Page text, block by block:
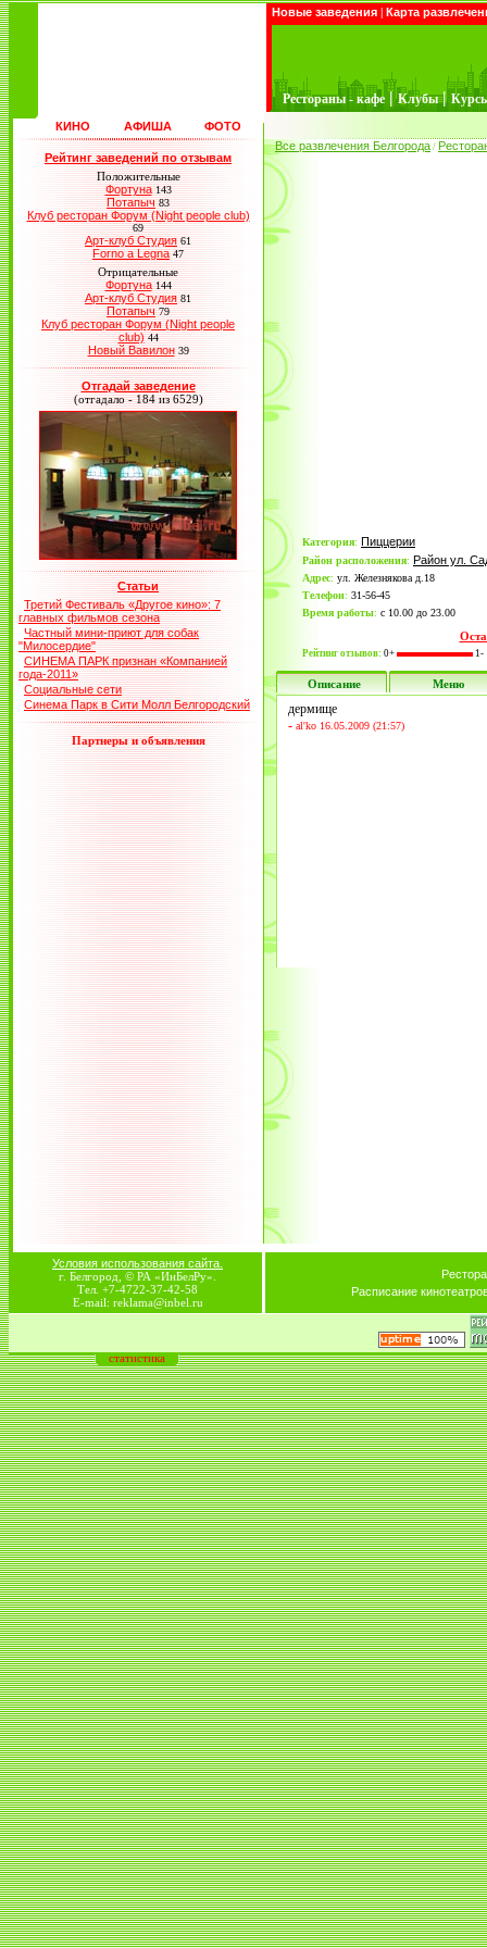
Новые заведения | Карта
Рестораны - кафе | Клубы |
КИНО АФИША ФОТО
Рейтинг заведений по отзывам
Положительные
Фортуна 143
Потапыч 83
Клуб ресторан Форум (Night people club)
69
Арт-клуб Студия 61
Forno a Legna 47
Отрицательные
Фортуна 144
Арт-клуб Студия 81
Потапыч 79
Клуб ресторан Форум (Night people
club) 44
Новый Вавилон 39
Отгадай заведение
(отгадало - 184 из 6529)
Статьи
Третий Фестиваль «Другое кино»: 7
главных фильмов сезона
Частный мини-приют для собак
"Милосердие"
СИНЕМА ПАРК признан «Компанией
года-2011»
Социальные сети
Синема Парк в Сити Молл Белгородский
Партнеры и объявления
Все развлечения Белгорода /
Категория: Пиццерии
Район расположения: Район ул.
Адрес: ул. Железнякова д.18
Телефон: 31-56-45
Время работы: с 10.00 до 23.00
Рейтинг отзывов: 0+ 1-
Описание Меню
дермище
- al'ko 16.05.2009 (21:57)
Условия использования сайта.
г. Белгород, © РА «ИнБелРу».
Тел. +7-4722-37-42-58
E-mail: reklama@inbel.ru
Расписание
статистика